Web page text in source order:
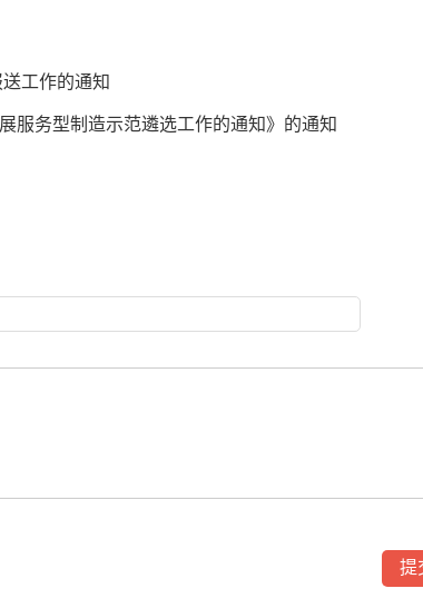
工作的通知
服务型制造示范遴选工作的通知》的通知